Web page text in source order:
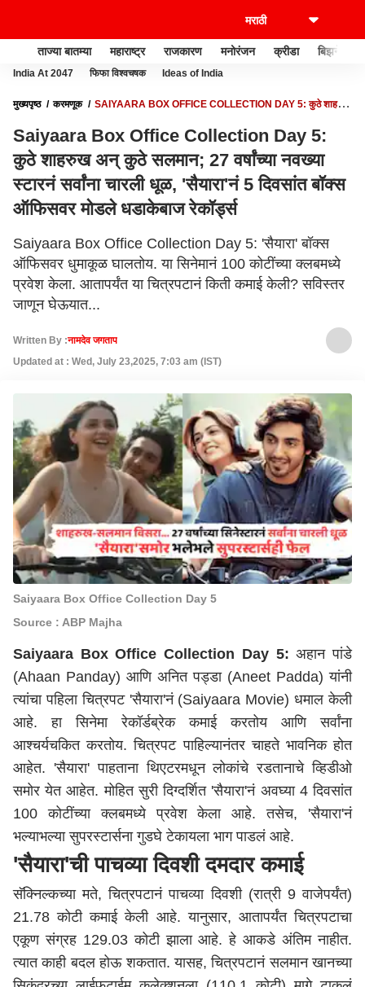
ताज्या बातम्या महाराष्ट्र राजकारण मनोरंजन क्रीडा बिझनेस
India At 2047 फिफा विश्वचषक Ideas of India
मुख्यपृष्ठ करमणूक
SAIYAARA BOX OFFICE COLLECTION DAY 5: कुठे शाहरुख
ऑफिसवर मोडले धडाकेबाज रेकॉर्ड्स
Saiyaara Box Office Collection Day 5:
कुठे शाहरुख अन् कुठे सलमान; 27 वर्षांच्या नवख्या
स्टारनं सर्वांना चारली धूळ, 'सैयारा'नं 5 दिवसांत बॉक्स
ऑफिसवर मोडले धडाकेबाज रेकॉर्ड्स
Saiyaara Box Office Collection Day 5: 'सैयारा' बॉक्स
ऑफिसवर धुमाकूळ घालतोय. या सिनेमानं 100 कोटींच्या क्लबमध्ये
प्रवेश केला. आतापर्यंत या चित्रपटानं किती कमाई केली? सविस्तर
जाणून घेऊयात...
Written By :नामदेव जगताप
Updated at : Wed, July 23,2025, 7:03 am (IST)
Saiyaara Box Office Collection Day 5
Source : ABP Majha
Saiyaara Box Office Collection Day 5: अहान पांडे
(Ahaan Panday) आणि अनित पड्डा (Aneet Padda) यांनी
त्यांचा पहिला चित्रपट 'सैयारा'नं (Saiyaara Movie) धमाल केली
आहे. हा सिनेमा रेकॉर्डब्रेक कमाई करतोय आणि सर्वांना
आश्चर्यचकित करतोय. चित्रपट पाहिल्यानंतर चाहते भावनिक होत
आहेत. 'सैयारा' पाहताना थिएटरमधून लोकांचे रडतानाचे व्हिडीओ
समोर येत आहेत. मोहित सुरी दिग्दर्शित 'सैयारा'नं अवघ्या 4 दिवसांत
100 कोटींच्या क्लबमध्ये प्रवेश केला आहे. तसेच, 'सैयारा'नं
भल्याभल्या सुपरस्टार्सना गुडघे टेकायला भाग पाडलं आहे.
'सैयारा'ची पाचव्या दिवशी दमदार कमाई
सॅक्निल्कच्या मते, चित्रपटानं पाचव्या दिवशी (रात्री 9 वाजेपर्यंत)
21.78 कोटी कमाई केली आहे. यानुसार, आतापर्यंत चित्रपटाचा
एकूण संग्रह 129.03 कोटी झाला आहे. हे आकडे अंतिम नाहीत.
त्यात काही बदल होऊ शकतात. यासह, चित्रपटानं सलमान खानच्या